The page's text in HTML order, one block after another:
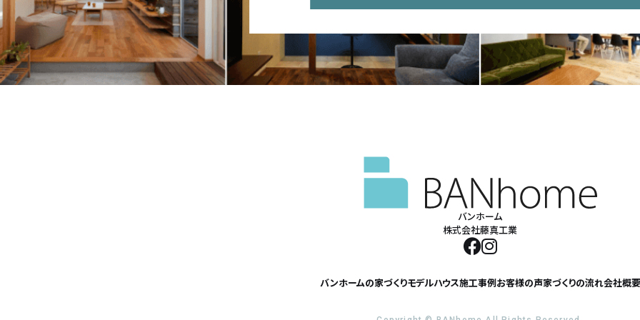
バンホーム
株式会社藤真工業
バンホームの家づくりモデルハウス施工事例お客様の声家づくりの流れ会社概要